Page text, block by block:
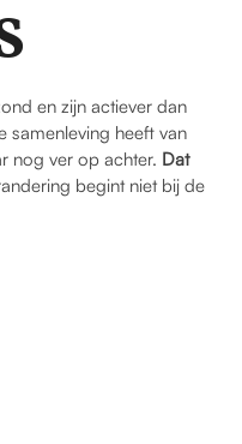
en zijn actiever dan
samenleving heeft van
nog ver op achter. Dat
begint niet bij de